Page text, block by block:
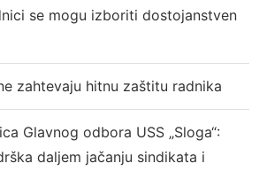
se mogu izboriti dostojanstven
zahtevaju hitnu zaštitu radnika
Glavnog odbora USS „Sloga“:
daljem jačanju sindikata i